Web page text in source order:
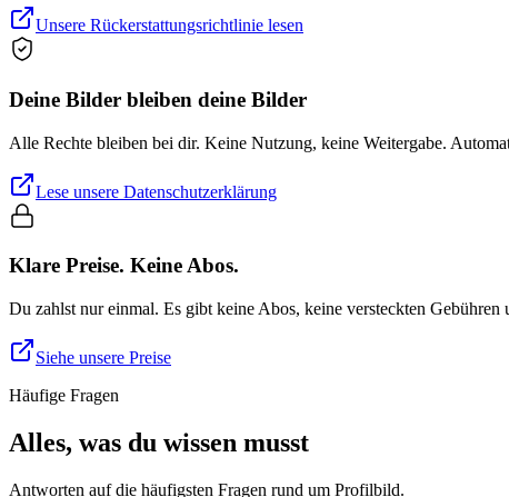
Unsere Rückerstattungsrichtlinie lesen
Deine Bilder bleiben deine Bilder
Alle Rechte bleiben bei dir. Keine Nutzung, keine Weitergabe.
Lese unsere Datenschutzerklärung
Klare Preise. Keine Abos.
Du zahlst nur einmal. Es gibt keine Abos, keine versteckten Gebühren
Siehe unsere Preise
Häufige Fragen
Alles, was du wissen musst
Antworten auf die häufigsten Fragen rund um Profilbild.